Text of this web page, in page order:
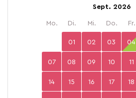
Sept. 2026
Mo. Di. Mi. Do. Fr.
01 02 03 04
07 08 09 10 11
14 15 16 17 18